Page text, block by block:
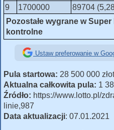
9
1700000 89704
Pozostałe wygrane w
kontrolne
Ustaw preferowanie w
Pula startowa: 28 500 000
Aktualna całkowita pula: 1
Źródło: https://www.lotto.pl/
linie,987
Data aktualizacji: 07.01.2021